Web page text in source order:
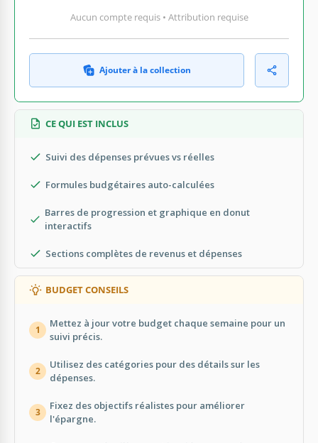
Aucun compte requis • Attribution requise
Ajouter à la collection
CE QUI EST INCLUS
Suivi des dépenses prévues vs réelles
Formules budgétaires auto-calculées
Barres de progression et graphique en donut
interactifs
Sections complètes de revenus et dépenses
BUDGET CONSEILS
1
Mettez à jour votre budget chaque semaine pour un
suivi précis.
2
Utilisez des catégories pour des détails sur les
dépenses.
3
Fixez des objectifs réalistes pour améliorer
l'épargne.